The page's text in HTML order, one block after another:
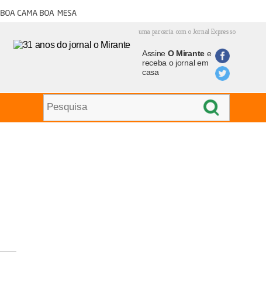
Boa cama boa mesa
uma parceria com o Jornal Expresso
Assine O Mirantee
receba o jornal em
casa